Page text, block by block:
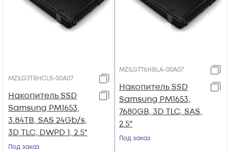
MZILG3T8HCLS-00A07
Накопитель SSD
Samsung PM1653,
3.84TB, SAS 24Gb/s,
3D TLC, DWPD 1, 2.5"
Под заказ
MZILG7T6HBLA-00A07
Накопитель SSD
Samsung PM1653,
7680GB, 3D TLC, SAS,
2.5"
Под заказ